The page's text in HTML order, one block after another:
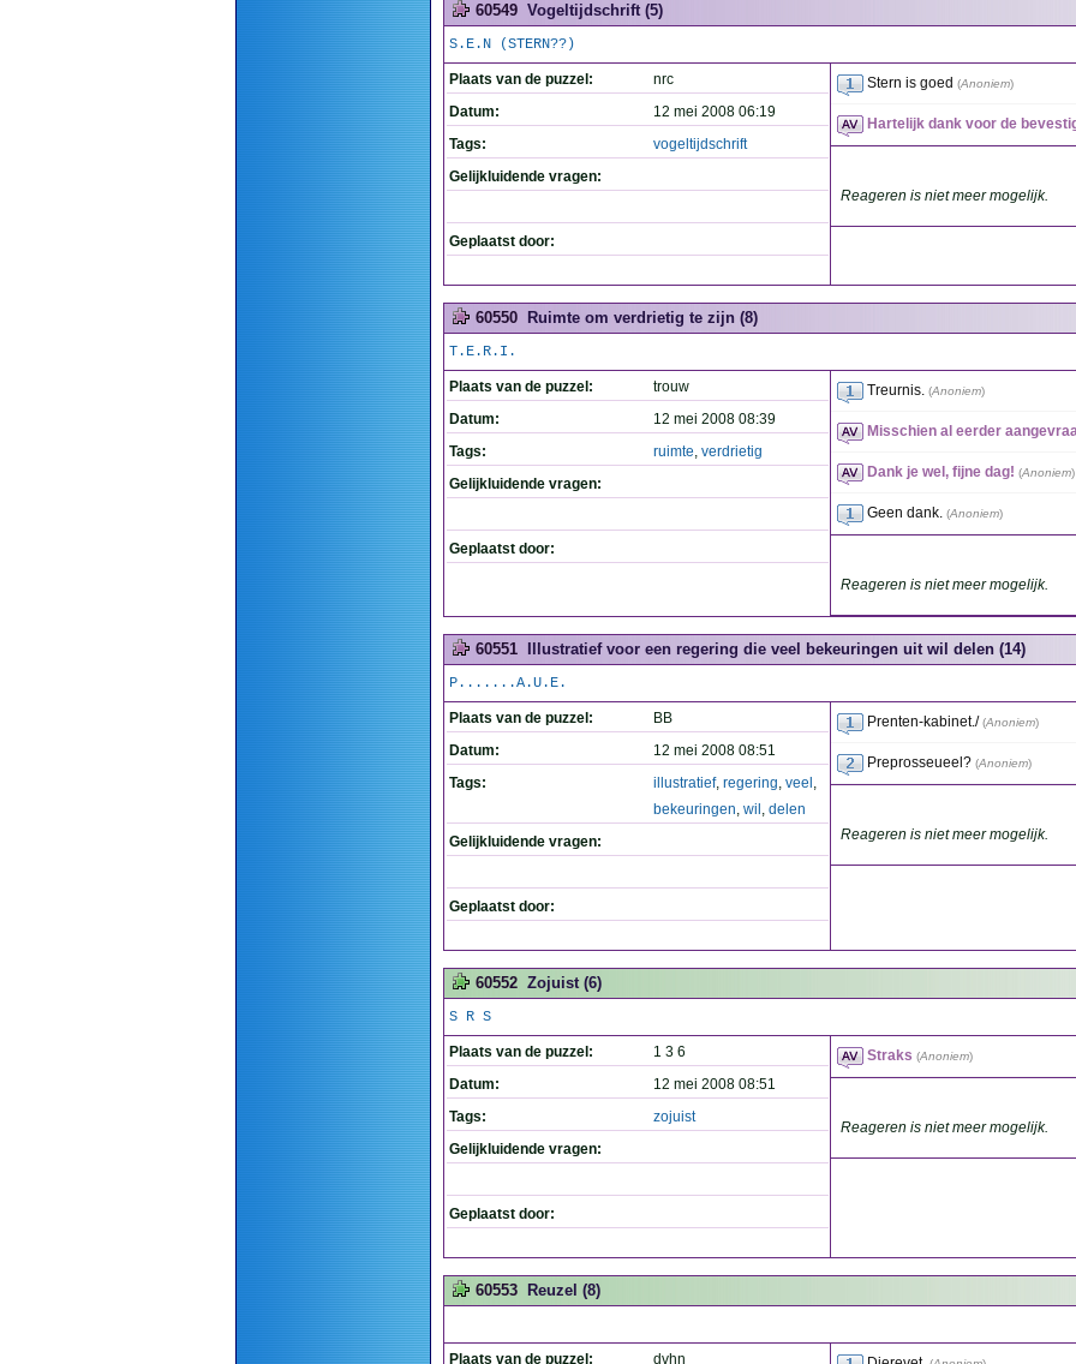
60549 Vogeltijdschrift (5)
S.E.N (STERN??)
Plaats van de puzzel:
nrc
Datum:
12 mei 2008 06:19
Tags:
vogeltijdschrift
Gelijkluidende vragen:
Geplaatst door:
Stern is goed (Anoniem)
Hartelijk dank voor de
Reageren is niet meer mogelijk.
60550 Ruimte om verdrietig te zijn (8)
T.E.R.I.
Plaats van de puzzel:
trouw
Datum:
12 mei 2008 08:39
Tags:
ruimte, verdrietig
Gelijkluidende vragen:
Geplaatst door:
Treurnis. (Anoniem)
Misschien al eerder
Dank je wel, fijne dag! (Anoniem)
Geen dank. (Anoniem)
Reageren is niet meer mogelijk.
60551 Illustratief voor een regering die veel bekeuringen uit wil delen (14)
P.......A.U.E.
Plaats van de puzzel:
BB
Datum:
12 mei 2008 08:51
Tags:
illustratief, regering, veel ,
bekeuringen, wil , delen
Gelijkluidende vragen:
Geplaatst door:
Prenten-kabinet./ (Anoniem)
Preprosseueel? (Anoniem)
Reageren is niet meer mogelijk.
60552 Zojuist (6)
S R S
Plaats van de puzzel:
1 3 6
Datum:
12 mei 2008 08:51
Tags:
zojuist
Gelijkluidende vragen:
Geplaatst door:
Straks (Anoniem)
Reageren is niet meer mogelijk.
60553 Reuzel (8)
Plaats van de puzzel: dvhn